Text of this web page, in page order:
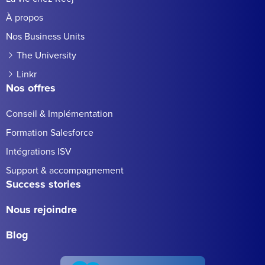
À propos
Nos Business Units
The University
Linkr
Nos offres
Conseil & Implémentation
Formation Salesforce
Intégrations ISV
Support & accompagnement
Success stories
Nous rejoindre
Blog